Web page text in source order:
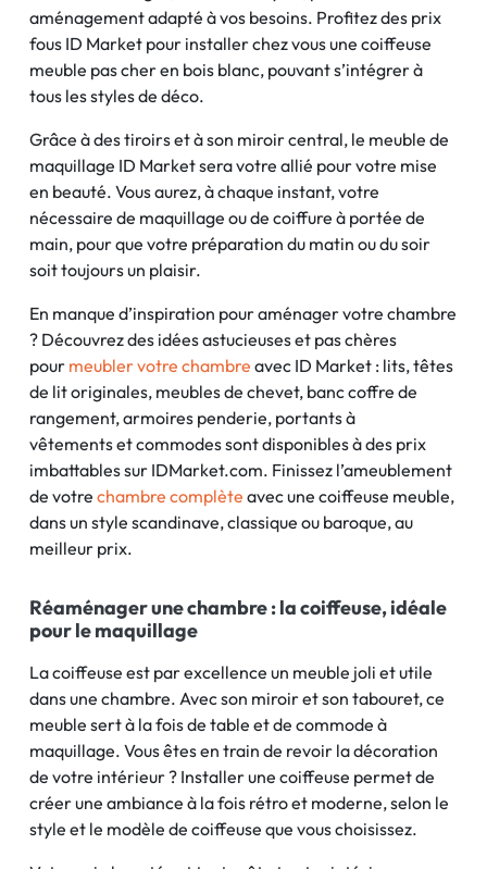
aménagement adapté à vos besoins. Profitez des prix
fous ID Market pour installer chez vous une coiffeuse
meuble pas cher en bois blanc, pouvant s’intégrer à
tous les styles de déco.
Grâce à des tiroirs et à son miroir central, le meuble de
maquillage ID Market sera votre allié pour votre mise
en beauté. Vous aurez, à chaque instant, votre
nécessaire de maquillage ou de coiffure à portée de
main, pour que votre préparation du matin ou du soir
soit toujours un plaisir.
En manque d’inspiration pour aménager votre chambre
? Découvrez des idées astucieuses et pas chères
pour meubler votre chambre avec ID Market : lits, têtes
de lit originales, meubles de chevet, banc coffre de
rangement, armoires penderie, portants à
vêtements et commodes sont disponibles à des prix
imbattables sur IDMarket.com. Finissez l’ameublement
de votre chambre complète avec une coiffeuse meuble,
dans un style scandinave, classique ou baroque, au
meilleur prix.
Réaménager une chambre : la coiffeuse, idéale
pour le maquillage
La coiffeuse est par excellence un meuble joli et utile
dans une chambre. Avec son miroir et son tabouret, ce
meuble sert à la fois de table et de commode à
maquillage. Vous êtes en train de revoir la décoration
de votre intérieur ? Installer une coiffeuse permet de
créer une ambiance à la fois rétro et moderne, selon le
style et le modèle de coiffeuse que vous choisissez.